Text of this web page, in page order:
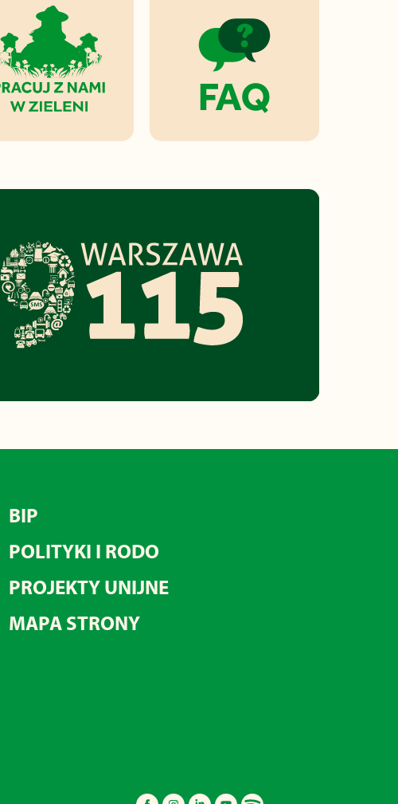
BIP
POLITYKI I RODO
PROJEKTY UNIJNE
MAPA STRONY